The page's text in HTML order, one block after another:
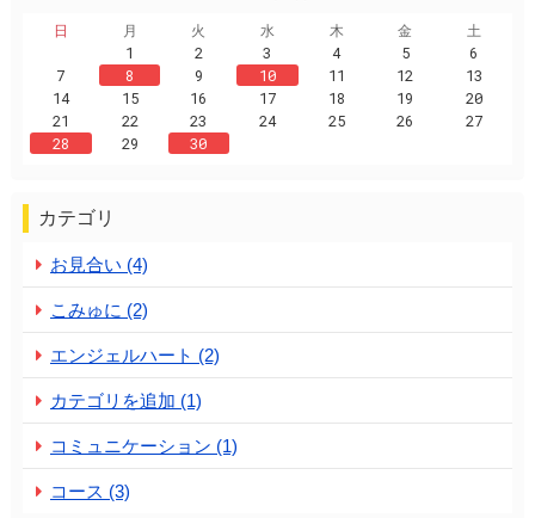
日
月 火 水 木 金
土
1
2 3 4 5
6
7
8 9 10 11 12
13
14
15 16 17 18 19
20
21
22 23 24 25 26
27
28
29 30
カテゴリ
お見合い (4)
こみゅに (2)
エンジェルハート (2)
カテゴリを追加 (1)
コミュニケーション (1)
コース (3)